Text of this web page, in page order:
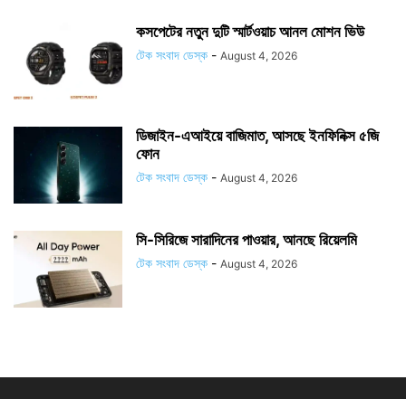
কসপেটের নতুন দুটি স্মার্টওয়াচ আনল মোশন ভিউ
টেক সংবাদ ডেস্ক - August 4, 2026
ডিজাইন-এআইয়ে বাজিমাত, আসছে ইনফিনিক্স ৫জি
ফোন
টেক সংবাদ ডেস্ক - August 4, 2026
সি-সিরিজে সারাদিনের পাওয়ার, আনছে রিয়েলমি
টেক সংবাদ ডেস্ক - August 4, 2026